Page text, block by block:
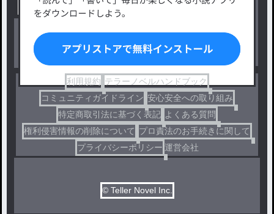
出版・メディアミックス作品
ホラー・ミステリー
コメディ
利用規約 テラーノベルハンドブック
コミュニティガイドライン 安心安全への取り組み
特定商取引法に基づく表記 よくある質問
権利侵害情報の削除について プロ責法のお手続きに関して
プライバシーポリシー 運営会社
© Teller Novel Inc.